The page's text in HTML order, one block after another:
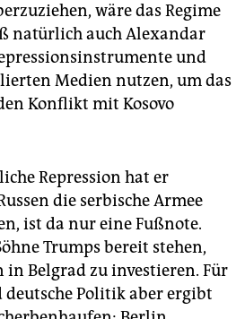
wäre das Regime
natürlich auch Alexandar
und
Medien nutzen, um das
Konflikt mit Kosovo
Repression hat er
die serbische Armee
ist da nur eine Fußnote.
Trumps bereit stehen,
in Belgrad zu investieren. Für
deutsche Politik aber ergibt